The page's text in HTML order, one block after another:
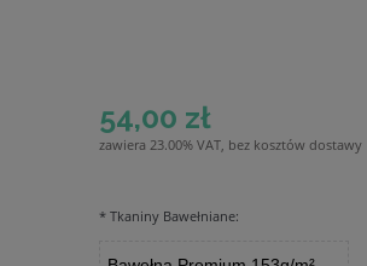
54,00 zł
zawiera 23.00% VAT, bez kosztów dostawy
* Tkaniny Bawełniane: